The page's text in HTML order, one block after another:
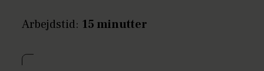
Arbejdstid: 15 minutter